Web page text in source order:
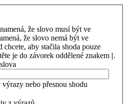
že slovo musí být ve
že slovo nemá být ve
aby stačila shoda pouze
je do závorek oddělené znakem |.
nebo přesnou shodu